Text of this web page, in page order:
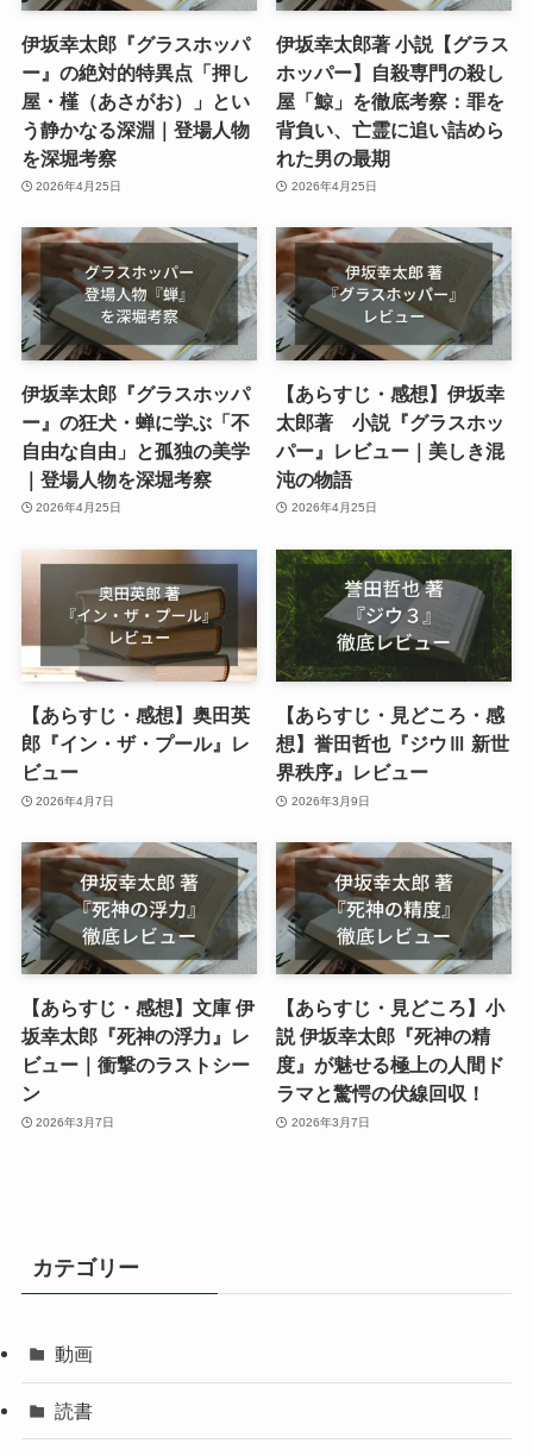
伊坂幸太郎『グラスホッパ
ー』の絶対的特異点「押し
屋・槿（あさがお）」とい
う静かなる深淵｜登場人物
を深堀考察
2026年4月25日
伊坂幸太郎著 小説【グラス
ホッパー】自殺専門の殺し
屋「鯨」を徹底考察：罪を
背負い、亡霊に追い詰めら
れた男の最期
2026年4月25日
伊坂幸太郎『グラスホッパ
ー』の狂犬・蝉に学ぶ「不
自由な自由」と孤独の美学
｜登場人物を深堀考察
2026年4月25日
【あらすじ・感想】伊坂幸
太郎著 小説『グラスホッ
パー』レビュー｜美しき混
沌の物語
2026年4月25日
【あらすじ・感想】奥田英
郎『イン・ザ・プール』レ
ビュー
2026年4月7日
【あらすじ・見どころ・感
想】誉田哲也『ジウⅢ 新世
界秩序』レビュー
2026年3月9日
【あらすじ・感想】文庫 伊
坂幸太郎『死神の浮力』レ
ビュー｜衝撃のラストシー
ン
2026年3月7日
【あらすじ・見どころ】小
説 伊坂幸太郎『死神の精
度』が魅せる極上の人間ド
ラマと驚愕の伏線回収！
2026年3月7日
カテゴリー
動画
読書